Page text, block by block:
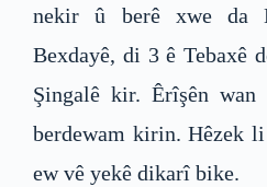
nekir û berê xwe da
Bexdayê, di 3 ê Tebaxê
Şingalê kir. Êrîşên
berdewam kirin. Hêzek
ew vê yekê dikarî bike.